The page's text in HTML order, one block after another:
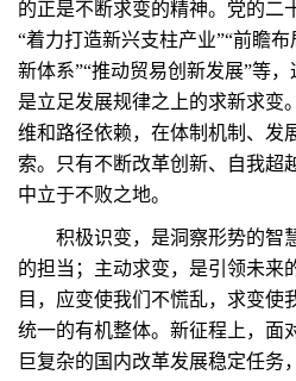
的正是不断求变的精神。党的二
“着力打造新兴支柱产业”“前瞻布
新体系”“推动贸易创新发展”等
是立足发展规律之上的求新求变
维和路径依赖，在体制机制、发
索。只有不断改革创新、自我超
中立于不败之地。
积极识变，是洞察形势的智
的担当；主动求变，是引领未来
目，应变使我们不慌乱，求变使
统一的有机整体。新征程上，面
巨复杂的国内改革发展稳定任务